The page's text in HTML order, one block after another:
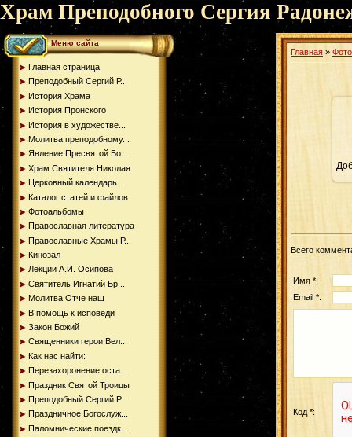
Храм Преподобного Сергия
Меню сайта
Главная страница
Преподобный Сергий Р...
История Храма
История Пронского
История в художестве...
Молитва преподобному...
Явление Пресвятой Бо...
Храм Святителя Николая
Церковный календарь ...
Каталог статей и файлов
Фотоальбомы
Православная литература
Православные Храмы Р...
Кинозал
Лекции А.И. Осипова
Святитель Игнатий Бр...
Молитва Отче наш
В помощь к исповеди
Закон Божий
Священники герои Вел...
Как нас найти:
Перезахоронение оста...
Праздник Святой Троицы
Преподобный Сергий Р...
Праздничное Богослуж...
Паломнические поездк...
Главная »
Всего
Имя *:
Email *:
Код *: